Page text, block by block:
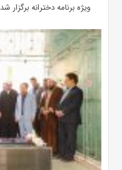
ویژه برنامه دخترانه برگزار شد